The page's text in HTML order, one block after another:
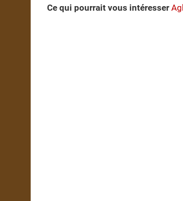
Ce qui pourrait vous intéresser